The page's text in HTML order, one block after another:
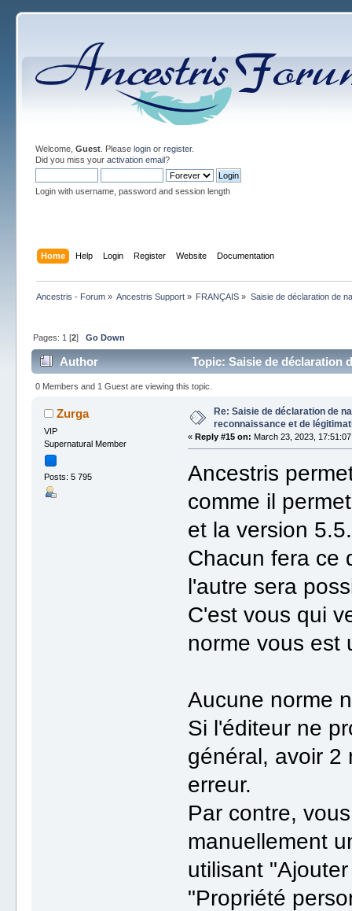
Welcome, Guest. Please loginor register.
Did you miss your activation email?
Login with username, password and session length
Home Help Login Register Website Documentation
Ancestris - Forum» Ancestris Support » FRANÇAIS » Saisie de déclaration de
Pages: 1 [2] Go Down
Author
Topic: Saisie de déclaration
times)
0 Members and 1 Guest are viewing this topic.
Zurga
VIP
Supernatural Member
Posts: 5 795
Re: Saisie de déclaration de
reconnaissance et de
«Reply #15 on: March 23, 2023,
Ancestris
comme il
et la version
Chacun fera ce
l'autre sera
C'est vous qui
norme vous est
Aucune norme
Si l'éditeur ne
général, avoir 2
erreur.
Par contre,
manuellement
utilisant
"Propriété